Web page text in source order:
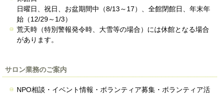
日曜日、祝日、お盆期間中（8/13～17）、全館閉館日、年末年
始（12/29～1/3）
荒天時（特別警報発令時、大雪等の場合）には休館となる場合
があります。
サロン業務のご案内
NPO相談・イベント情報・ボランティア募集・ボランティア活